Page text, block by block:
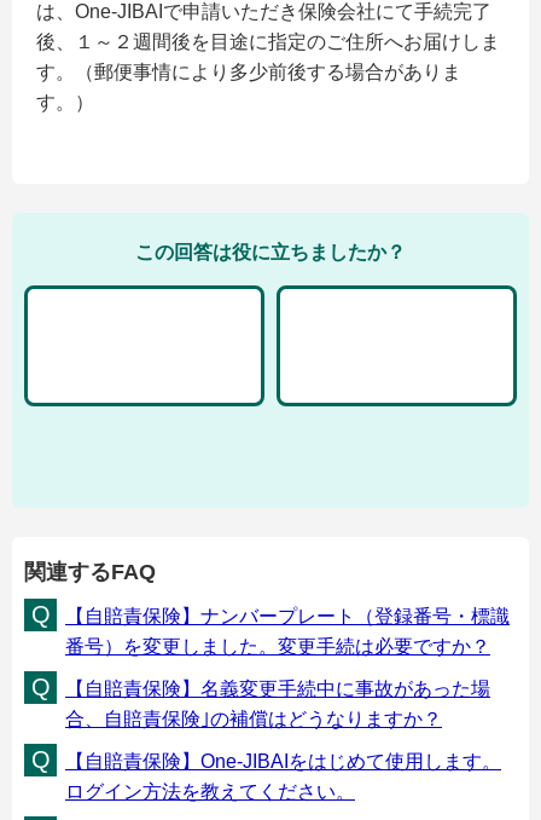
は、One-JIBAIで申請いただき保険会社にて手続完了
後、１～２週間後を目途に指定のご住所へお届けしま
す。（郵便事情により多少前後する場合がありま
す。）
この回答は役に立ちましたか？
関連するFAQ
【自賠責保険】ナンバープレート（登録番号・標識
番号）を変更しました。変更手続は必要ですか？
【自賠責保険】名義変更手続中に事故があった場
合、自賠責保険｣の補償はどうなりますか？
【自賠責保険】One-JIBAIをはじめて使用します。
ログイン方法を教えてください。